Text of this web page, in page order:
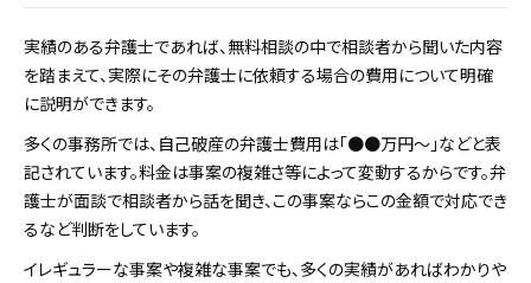
実績のある弁護士であれば、無料相談の中で相談者から聞いた内容
を踏まえて、実際にその弁護士に依頼する場合の費用について明確
に説明ができます。
多くの事務所では、自己破産の弁護士費用は「●●万円～」などと表
記されています。料金は事案の複雑さ等によって変動するからです。弁
護士が面談で相談者から話を聞き、この事案ならこの金額で対応でき
るなど判断をしています。
イレギュラーな事案や複雑な事案でも、多くの実績があればわかりや